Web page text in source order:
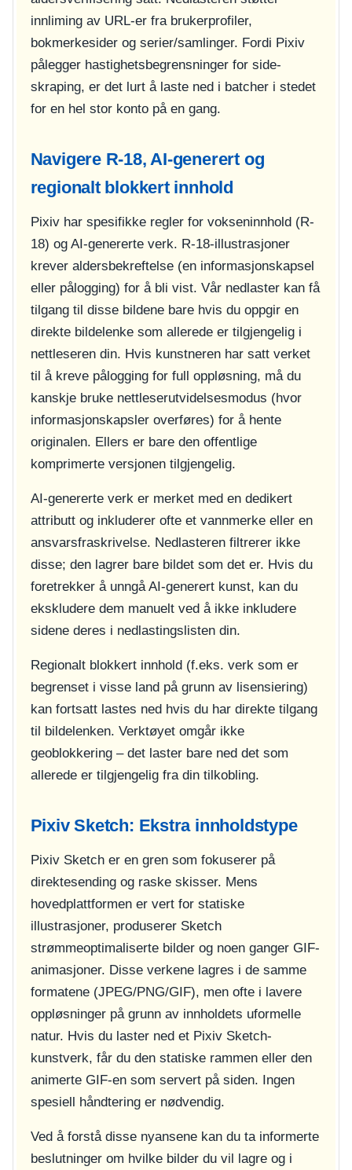
innliming av URL-er fra brukerprofiler,
bokmerkesider og serier/samlinger. Fordi Pixiv
pålegger hastighetsbegrensninger for side-
skraping, er det lurt å laste ned i batcher i stedet
for en hel stor konto på en gang.
Navigere R-18, AI-generert og
regionalt blokkert innhold
Pixiv har spesifikke regler for vokseninnhold (R-
18) og AI-genererte verk. R-18-illustrasjoner
krever aldersbekreftelse (en informasjonskapsel
eller pålogging) for å bli vist. Vår nedlaster kan få
tilgang til disse bildene bare hvis du oppgir en
direkte bildelenke som allerede er tilgjengelig i
nettleseren din. Hvis kunstneren har satt verket
til å kreve pålogging for full oppløsning, må du
kanskje bruke nettleserutvidelsesmodus (hvor
informasjonskapsler overføres) for å hente
originalen. Ellers er bare den offentlige
komprimerte versjonen tilgjengelig.
AI-genererte verk er merket med en dedikert
attributt og inkluderer ofte et vannmerke eller en
ansvarsfraskrivelse. Nedlasteren filtrerer ikke
disse; den lagrer bare bildet som det er. Hvis du
foretrekker å unngå AI-generert kunst, kan du
ekskludere dem manuelt ved å ikke inkludere
sidene deres i nedlastingslisten din.
Regionalt blokkert innhold (f.eks. verk som er
begrenset i visse land på grunn av lisensiering)
kan fortsatt lastes ned hvis du har direkte tilgang
til bildelenken. Verktøyet omgår ikke
geoblokkering – det laster bare ned det som
allerede er tilgjengelig fra din tilkobling.
Pixiv Sketch: Ekstra innholdstype
Pixiv Sketch er en gren som fokuserer på
direktesending og raske skisser. Mens
hovedplattformen er vert for statiske
illustrasjoner, produserer Sketch
strømmeoptimaliserte bilder og noen ganger GIF-
animasjoner. Disse verkene lagres i de samme
formatene (JPEG/PNG/GIF), men ofte i lavere
oppløsninger på grunn av innholdets uformelle
natur. Hvis du laster ned et Pixiv Sketch-
kunstverk, får du den statiske rammen eller den
animerte GIF-en som servert på siden. Ingen
spesiell håndtering er nødvendig.
Ved å forstå disse nyansene kan du ta informerte
beslutninger om hvilke bilder du vil lagre og i